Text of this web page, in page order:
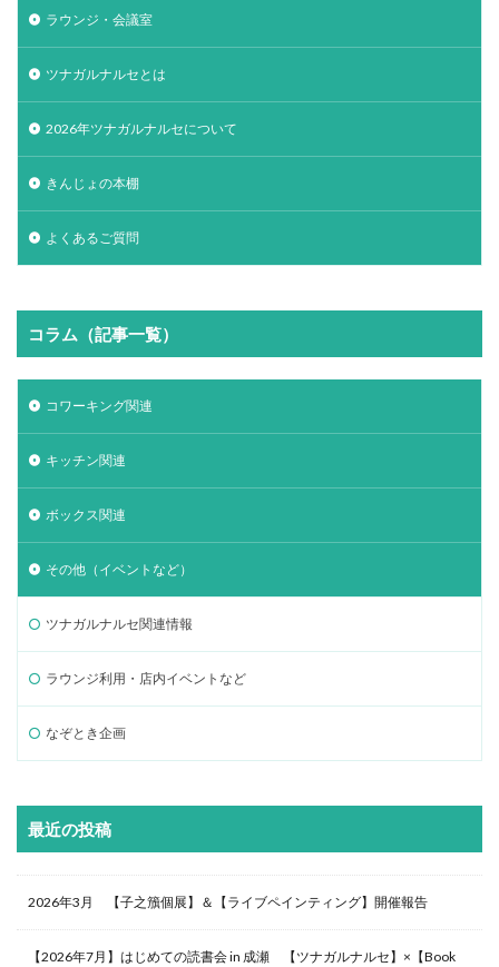
ラウンジ・会議室
ツナガルナルセとは
2026年ツナガルナルセについて
きんじょの本棚
よくあるご質問
コラム（記事一覧）
コワーキング関連
キッチン関連
ボックス関連
その他（イベントなど）
ツナガルナルセ関連情報
ラウンジ利用・店内イベントなど
なぞとき企画
最近の投稿
2026年3月 【子之籏個展】＆【ライブペインティング】開催報告
【2026年7月】はじめての読書会 in 成瀬 【ツナガルナルセ】×【Book